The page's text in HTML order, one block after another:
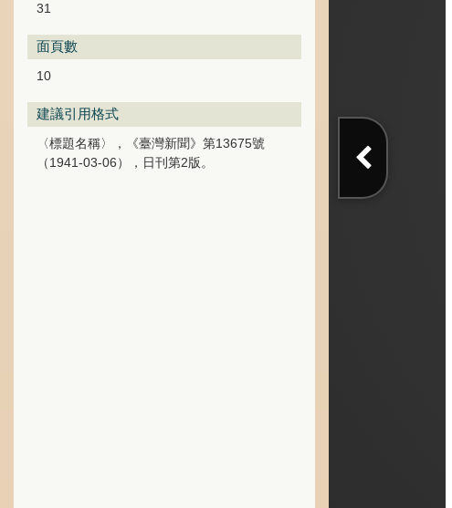
31
面頁數
10
建議引用格式
〈標題名稱〉，《臺灣新聞》第13675號
（1941-03-06），日刊第2版。